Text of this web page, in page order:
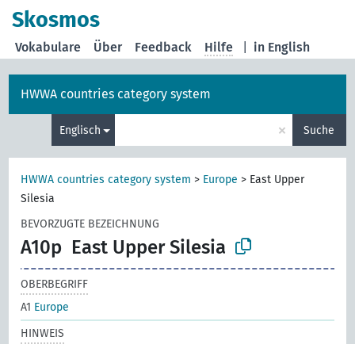
Skosmos
in English
Vokabulare Über Feedback Hilfe
HWWA countries category system
Englisch × Suche
HWWA countries category system > Europe > East Upper
Silesia
BEVORZUGTE BEZEICHNUNG
A10p East Upper Silesia
OBERBEGRIFF
A1 Europe
HINWEIS